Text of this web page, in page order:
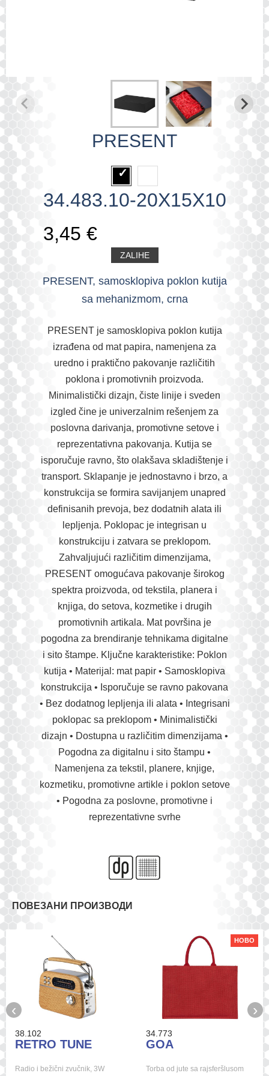
PRESENT
34.483.10-20X15X10
3,45 €
ZALIHE
PRESENT, samosklopiva poklon kutija
sa mehanizmom, crna
PRESENT je samosklopiva poklon kutija
izrađena od mat papira, namenjena za
uredno i praktično pakovanje različitih
poklona i promotivnih proizvoda.
Minimalistički dizajn, čiste linije i sveden
izgled čine je univerzalnim rešenjem za
poslovna darivanja, promotivne setove i
reprezentativna pakovanja. Kutija se
isporučuje ravno, što olakšava skladištenje i
transport. Sklapanje je jednostavno i brzo, a
konstrukcija se formira savijanjem unapred
definisanih prevoja, bez dodatnih alata ili
lepljenja. Poklopac je integrisan u
konstrukciju i zatvara se preklopom.
Zahvaljujući različitim dimenzijama,
PRESENT omogućava pakovanje širokog
spektra proizvoda, od tekstila, planera i
knjiga, do setova, kozmetike i drugih
promotivnih artikala. Mat površina je
pogodna za brendiranje tehnikama digitalne
i sito štampe. Ključne karakteristike: Poklon
kutija • Materijal: mat papir • Samosklopiva
konstrukcija • Isporučuje se ravno pakovana
• Bez dodatnog lepljenja ili alata • Integrisani
poklopac sa preklopom • Minimalistički
dizajn • Dostupna u različitim dimenzijama •
Pogodna za digitalnu i sito štampu •
Namenjena za tekstil, planere, knjige,
kozmetiku, promotivne artikle i poklon setove
• Pogodna za poslovne, promotivne i
reprezentativne svrhe
ПОВЕЗАНИ ПРОИЗВОДИ
38.102
RETRO TUNE
Radio i bežični zvučnik, 3W
НОВО
34.773
GOA
Torba od jute sa rajsferšlusom
‹ ›